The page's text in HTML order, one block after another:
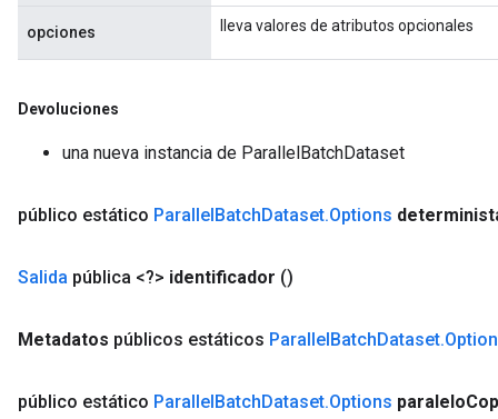
opciones lleva valores de atributos opcionales
Devoluciones
una nueva instancia de ParallelBatchDataset
público estático ParallelBatchDataset.Options
Salida pública <?> identificador ()
Metadatos públicos estáticos ParallelBatchDataset.
público estático ParallelBatchDataset.Options paralelo